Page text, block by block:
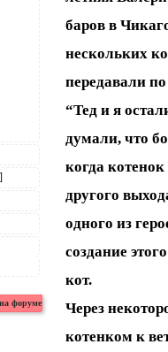
баров в
нескольких
передавали
“Тед и я
думали, что
когда
другого
одного из
создание
кот.
Через
котенком к